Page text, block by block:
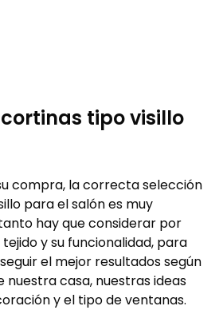
tipo visillo
compra, la correcta selección
para el salón es muy
hay que considerar por
y su funcionalidad, para
el mejor resultados según
nuestra casa, nuestras ideas
y el tipo de ventanas.